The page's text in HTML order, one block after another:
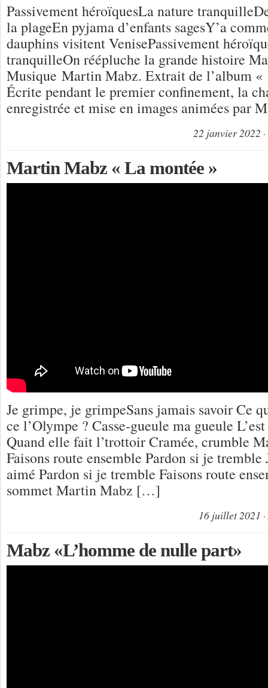
Passivement héroïquesLa nature
la plageEn pyjama d’enfants sagesY’a
dauphins visitent VenisePassivement
tranquilleOn réépluche la grande histoire
Musique Martin Mabz. Extrait de l’album
Écrite pendant le premier confinement, la
enregistrée et mise en images animées
22 janvier 2022
Martin Mabz « La montée »
Je grimpe, je grimpeSans jamais savoir Ce
ce l’Olympe ? Casse-gueule ma gueule
Quand elle fait l’trottoir Cramée, crumble
Faisons route ensemble Pardon si je
aimé Pardon si je tremble Faisons route
sommet Martin Mabz […]
16 juillet 2021
Mabz «L’homme de nulle part»